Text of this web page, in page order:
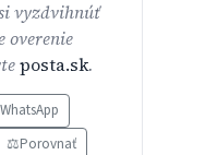
vyzdvihnúť
overenie
posta.sk.
WhatsApp
⚖️Porovnať